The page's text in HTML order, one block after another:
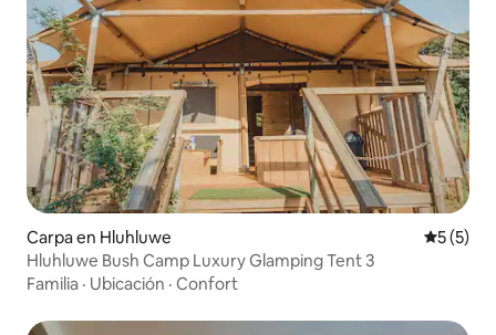
Carpa en Hluhluwe
5 (5)
Hluhluwe Bush Camp Luxury Glamping Tent 3
Familia · Ubicación · Confort